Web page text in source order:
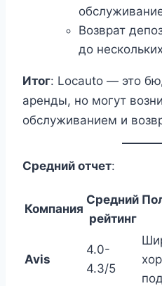
Возврат
до
Итог: Locauto — это
аренды, но могут
обслуживанием и
Средний отчет:
Компания
Средний
рейтинг
Avis
4.0-
4.3/5